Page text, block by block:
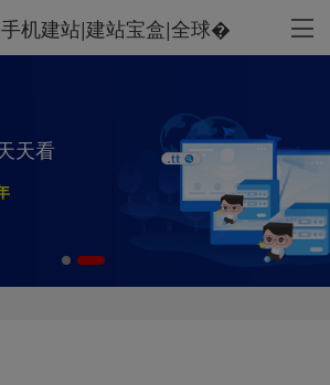
机建站|建站宝盒|全球�
天看